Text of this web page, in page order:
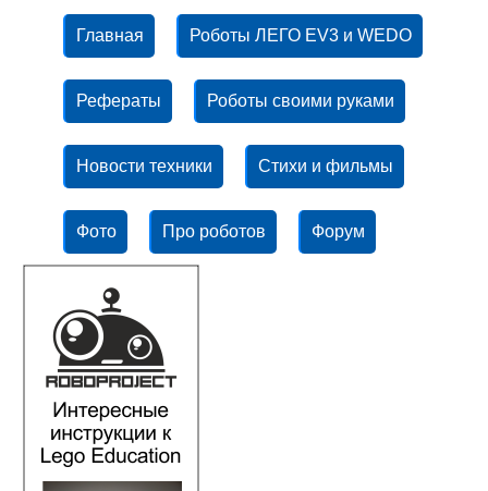
Главная Роботы ЛЕГО EV3 и WEDO
Рефераты Роботы своими руками
Новости техники Стихи и фильмы
Фото Про роботов Форум